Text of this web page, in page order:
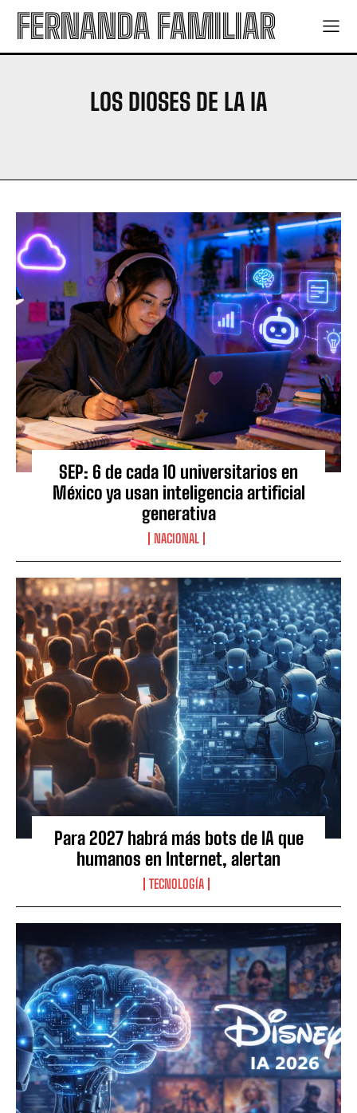
FERNANDA FAMILIAR
LOS DIOSES DE LA IA
SEP: 6 de cada 10 universitarios en
México ya usan inteligencia artificial
generativa
NACIONAL
Para 2027 habrá más bots de IA que
humanos en Internet, alertan
TECNOLOGÍA